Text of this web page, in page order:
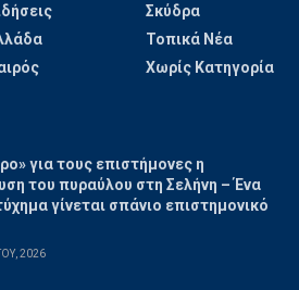
Σκύδρα
Τοπικά Νέα
Χωρίς Κατηγορία
για τους επιστήμονες η
του πυραύλου στη Σελήνη – Ένα
γίνεται σπάνιο επιστημονικό
2026